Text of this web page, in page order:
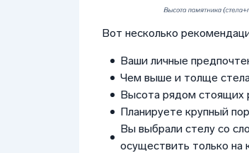
Вот несколько
Ваши личные
Чем выше и толще
Высота рядом стоящих
Планируете крупный
Вы выбрали стелу со
осуществить только на